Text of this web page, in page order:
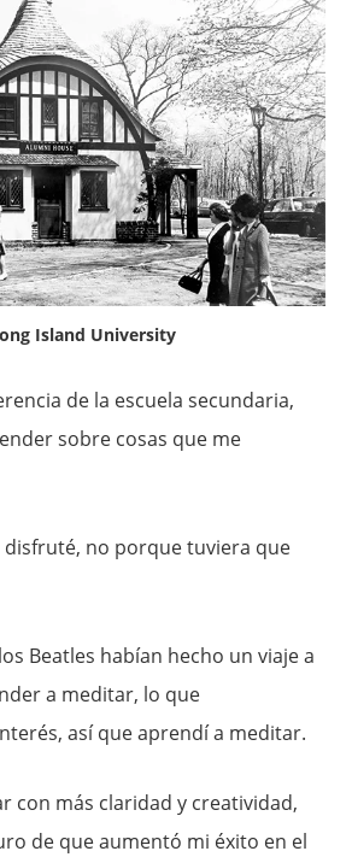
Island University
de la escuela secundaria,
sobre cosas que me
no porque tuviera que
Beatles habían hecho un viaje a
a meditar, lo que
así que aprendí a meditar.
con más claridad y creatividad,
de que aumentó mi éxito en el